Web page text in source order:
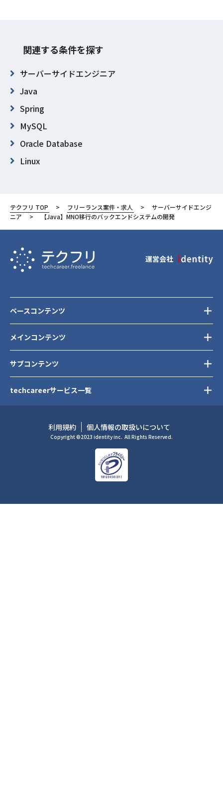
関連する条件を探す
サーバーサイドエンジニア
Java
Spring
MySQL
Oracle Database
Linux
Apache Maven
東京都
港区
テクフリ TOP フリーランス案件・求人
サーバーサイドエンジ
ニア
【Java】MNO移行のバックエンドシステムの開発
運営会社
メインコンテンツ
サブコンテンツ
ベースコンテンツ
techcareerサービス一覧
利用規約 個人情報の取扱いについて
Copyright ©2023 identity inc. All Rights Reserved.